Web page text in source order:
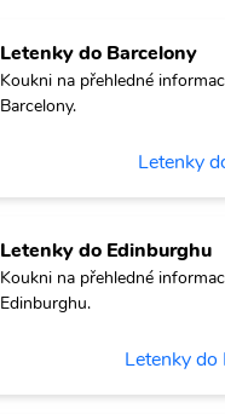
Letenky do Barcelony
Koukni na přehledné
Barcelony.
Letenky
Letenky do Edinburghu
Koukni na přehledné
Edinburghu.
Letenky do